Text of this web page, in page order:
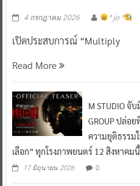
4 กรกฎาคม 2026 ^ jo ^
เปิดประสบการณ์ “Multiply
Read More
M STUDIO จั
GROUP ปล่อ
ความยุติธรรม
เลือก” ทุกโรงภาพยนตร์ 12 สิงหาคมนี้
17 มิถุนายน 2026 0